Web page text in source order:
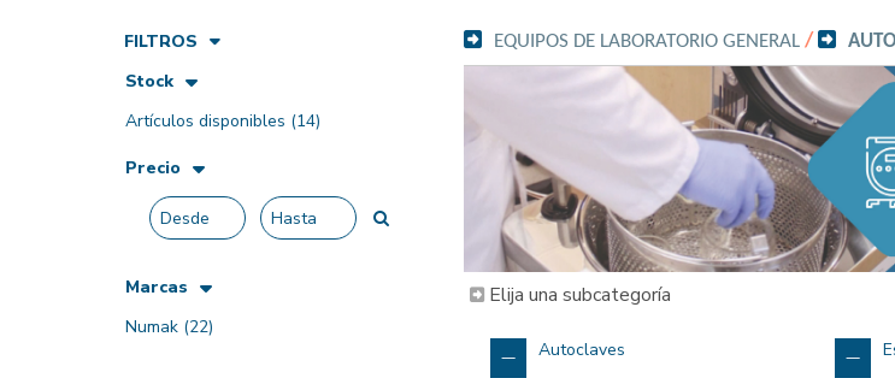
FILTROS
Stock
Artículos disponibles (14)
Precio
Marcas
Numak (22)
EQUIPOS DE LABORATORIO GENERAL/
Elija una subcategoría
Autoclaves